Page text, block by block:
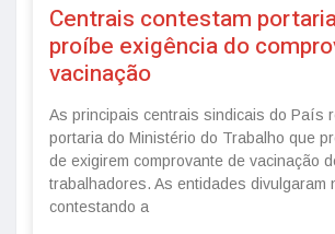
Centrais contestam
proíbe exigência do
vacinação
As principais centrais sindicais do País
portaria do Ministério do Trabalho que
de exigirem comprovante de vacinação
trabalhadores. As entidades divulgaram
contestando a